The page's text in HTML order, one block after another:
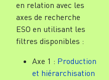
en relation avec les
axes de recherche
ESO en utilisant les
filtres disponibles :
Axe 1 : Production
et hiérarchisation